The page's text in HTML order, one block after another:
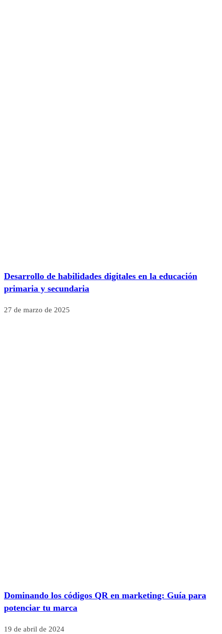
Desarrollo de habilidades digitales en la educación
primaria y secundaria
27 de marzo de 2025
Dominando los códigos QR en marketing: Guía para
potenciar tu marca
19 de abril de 2024